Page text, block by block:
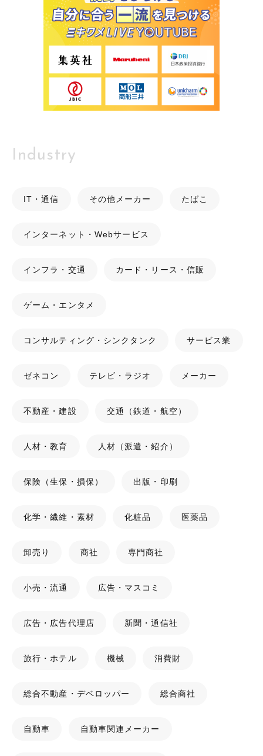
Industry
IT・通信 その他メーカー たばこ
インターネット・Webサービス
インフラ・交通 カード・リース・信販
ゲーム・エンタメ
コンサルティング・シンクタンク サービス業
ゼネコン テレビ・ラジオ メーカー
不動産・建設 交通（鉄道・航空）
人材・教育 人材（派遣・紹介）
保険（生保・損保） 出版・印刷
化学・繊維・素材 化粧品 医薬品
卸売り 商社 専門商社
小売・流通 広告・マスコミ
広告・広告代理店 新聞・通信社
旅行・ホテル 機械 消費財
総合不動産・デベロッパー 総合商社
自動車 自動車関連メーカー